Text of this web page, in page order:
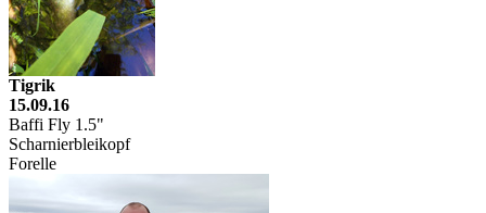
Tigrik
15.09.16
Baffi Fly 1.5"
Scharnierbleikopf
Forelle